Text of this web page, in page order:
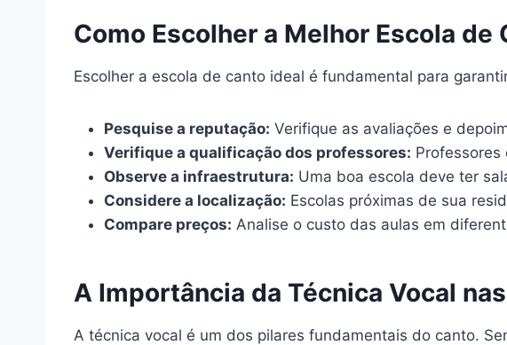
Como Escolher a Melhor Escola de
Escolher a escola de canto ideal é fundamental para
Pesquise a reputação: Verifique as avaliações e
Verifique a qualificação dos professores: Professores
Observe a infraestrutura: Uma boa escola deve ter
Considere a localização: Escolas próximas de sua
Compare preços: Analise o custo das aulas em
A Importância da Técnica Vocal
A técnica vocal é um dos pilares fundamentais do canto.